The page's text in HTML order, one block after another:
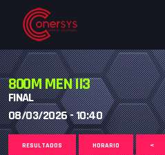
800M MEN II3
FINAL
08/03/2026 - 10:40
RESULTADOS HORARIO <